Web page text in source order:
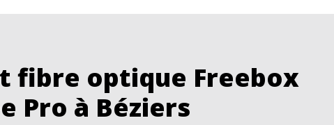
fibre optique Freebox
Pro à Béziers